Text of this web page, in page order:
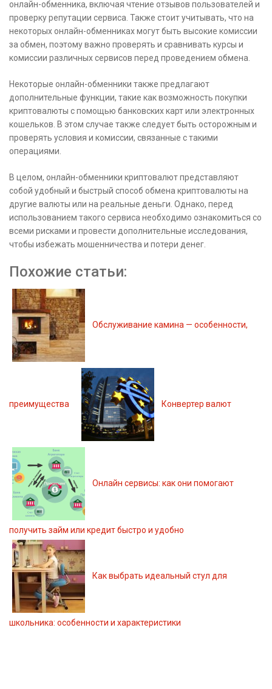
онлайн-обменника, включая чтение отзывов пользователей и
проверку репутации сервиса. Также стоит учитывать, что на
некоторых онлайн-обменниках могут быть высокие комиссии
за обмен, поэтому важно проверять и сравнивать курсы и
комиссии различных сервисов перед проведением обмена.
Некоторые онлайн-обменники также предлагают
дополнительные функции, такие как возможность покупки
криптовалюты с помощью банковских карт или электронных
кошельков. В этом случае также следует быть осторожным и
проверять условия и комиссии, связанные с такими
операциями.
В целом, онлайн-обменники криптовалют представляют
собой удобный и быстрый способ обмена криптовалюты на
другие валюты или на реальные деньги. Однако, перед
использованием такого сервиса необходимо ознакомиться со
всеми рисками и провести дополнительные исследования,
чтобы избежать мошенничества и потери денег.
Похожие статьи:
Обслуживание камина — особенности,
преимущества Конвертер валют
Онлайн сервисы: как они помогают
получить займ или кредит быстро и удобно
Как выбрать идеальный стул для
школьника: особенности и характеристики